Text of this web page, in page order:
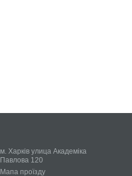
м. Харків улица Академіка
Павлова 120
Мапа проїзду